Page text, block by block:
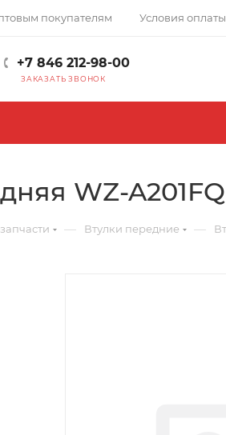
покупателям Условия оплаты
+7 846 212-98-00
ЗАКАЗАТЬ ЗВОНОК
WZ-
— Втулки передние —